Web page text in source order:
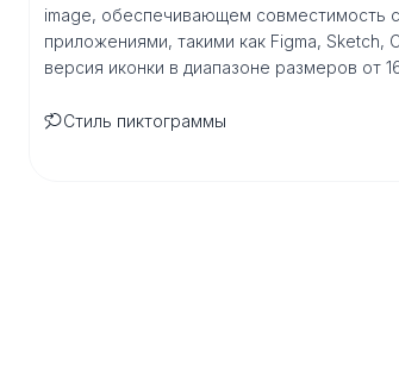
image, обеспечивающем совместимость
приложениями, такими как Figma, Sketch,
версия иконки в диапазоне размеров от
Стиль пиктограммы